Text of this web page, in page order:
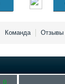
Команда Отзывы
0